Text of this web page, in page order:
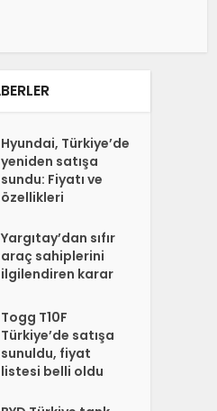
Hyundai, Türkiye’de
yeniden satışa
sundu: Fiyatı ve
özellikleri
Yargıtay’dan sıfır
araç sahiplerini
ilgilendiren karar
Togg T10F
Türkiye’de satışa
sunuldu, fiyat
listesi belli oldu